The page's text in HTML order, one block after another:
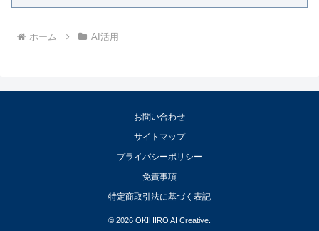
ホーム AI活用
お問い合わせ
サイトマップ
プライバシーポリシー
免責事項
特定商取引法に基づく表記
© 2026 OKIHIRO AI Creative.